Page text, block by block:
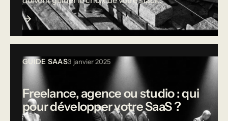
GUIDE SAAS3 janvier 2025
Freelance, agence ou studio : qui
pour développer votre SaaS ?